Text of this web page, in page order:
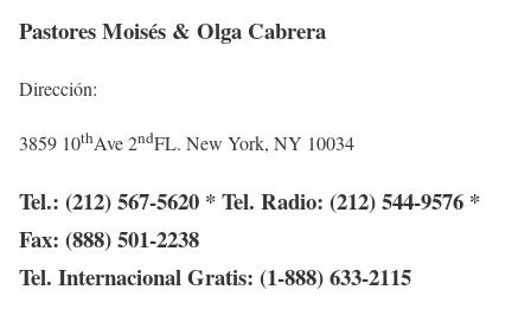
Pastores Moisés & Olga Cabrera
Dirección:
3859 10thAve 2ndFL. New York, NY 10034
Tel.: (212) 567-5620 * Tel. Radio: (212) 544-9576 *
Fax: (888) 501-2238
Tel. Internacional Gratis: (1-888) 633-2115